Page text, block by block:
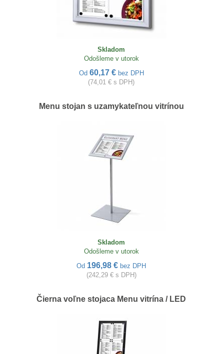
Skladom
Odošleme v utorok
Od 60,17 € bez DPH
(74,01 € s DPH)
Menu stojan s uzamykateľnou vitrínou
Skladom
Odošleme v utorok
Od 196,98 € bez DPH
(242,29 € s DPH)
Čierna voľne stojaca Menu vitrína / LED